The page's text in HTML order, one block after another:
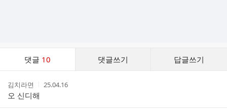
댓글 10 댓글쓰기 답글쓰기
스
작
성
자
김치라면
작
간
25.04.16
오 신디해